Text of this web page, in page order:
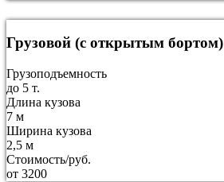
Грузовой (с открытым бортом)
Грузоподъемность
до 5 т.
Длина кузова
7 м
Ширина кузова
2,5 м
Стоимость/руб.
от 3200